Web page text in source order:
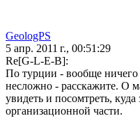
GeologPS
5 апр. 2011 г., 00:51:29
Re[G-L-E-B]:
По турции - вообще ничего
несложно - расскажите. О
увидеть и посомтреть,
организационной части.